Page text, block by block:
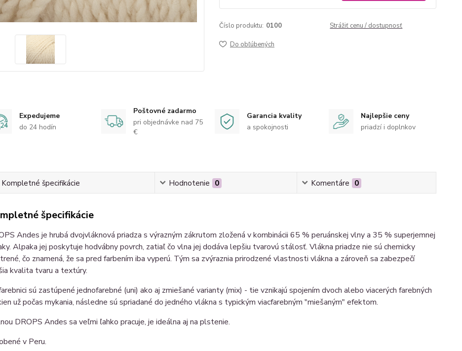
Číslo produktu: 0100 Strážiť cenu / dostupnosť
Do obľúbených
Expedujeme
do 24 hodín
Poštovné zadarmo
pri objednávke nad 75
€
Garancia kvality
a spokojnosti
Najlepšie ceny
priadzí i doplnkov
Kompletné špecifikácie Hodnotenie 0 Komentáre 0
špecifikácie
Andes je hrubá dvojvláknová priadza s výrazným zákrutom zložená v kombinácii 65 % peruánskej vlny a 35 % superjemnej
Alpaka jej poskytuje hodvábny povrch, zatiaľ čo vlna jej dodáva lepšiu tvarovú stálosť. Vlákna priadze nie sú chemicky
čo znamená, že sa pred farbením iba vyperú. Tým sa zvýraznia prirodzené vlastnosti vlákna a zároveň sa zabezpečí
kvalita tvaru a textúry.
sú zastúpené jednofarebné (uni) ako aj zmiešané varianty (mix) - tie vznikajú spojením dvoch alebo viacerých farebných
už počas mykania, následne sú spriadané do jedného vlákna s typickým viacfarebným "miešaným" efektom.
DROPS Andes sa veľmi ľahko pracuje, je ideálna aj na plstenie.
v Peru.